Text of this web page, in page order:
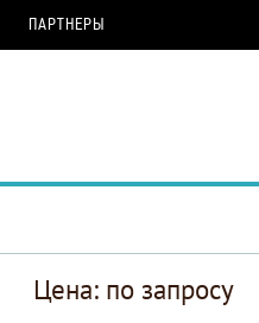
ПАРТНЕРЫ
Цена: по запросу